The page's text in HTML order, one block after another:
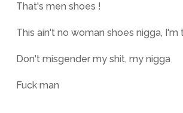
That's men shoes !
This ain't no woman shoes nigga, I'm
Don't misgender my shit, my nigga
Fuck man